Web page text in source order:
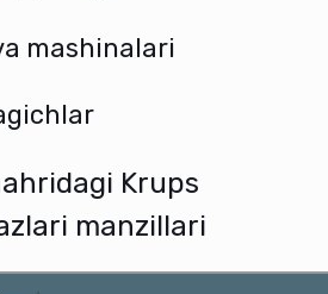
mashinalari
Krups
manzillari